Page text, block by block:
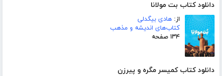
دانلود کتاب بت مولانا
از: هادی بیگدلی
کتاب‌های اندیشه و مذهب
۱۳۴ صفحه
دانلود کتاب کمیسر مگره و پیرزن